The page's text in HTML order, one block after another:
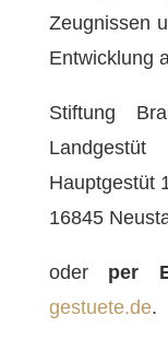
Zeugnissen
Entwicklung
Stiftung
Landgestüt
Hauptgestüt
16845
oder per
gestuete.de.